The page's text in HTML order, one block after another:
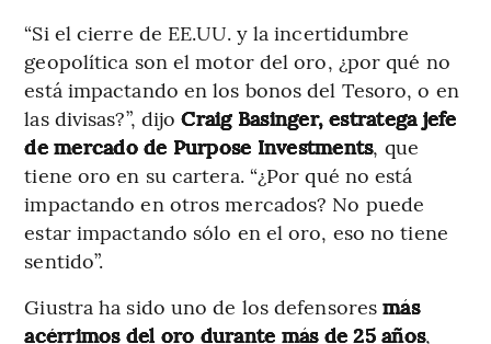
“Si el cierre de EE.UU. y la incertidumbre
geopolítica son el motor del oro, ¿por qué no
está impactando en los bonos del Tesoro, o en
las divisas?”, dijoCraig Basinger, estratega jefe
de mercado de Purpose Investments, que
tiene oro en su cartera. “¿Por qué no está
impactando en otros mercados? No puede
estar impactando sólo en el oro, eso no tiene
sentido”.
Giustra ha sido uno de los defensoresmás
acérrimos del oro durante más de 25 años,